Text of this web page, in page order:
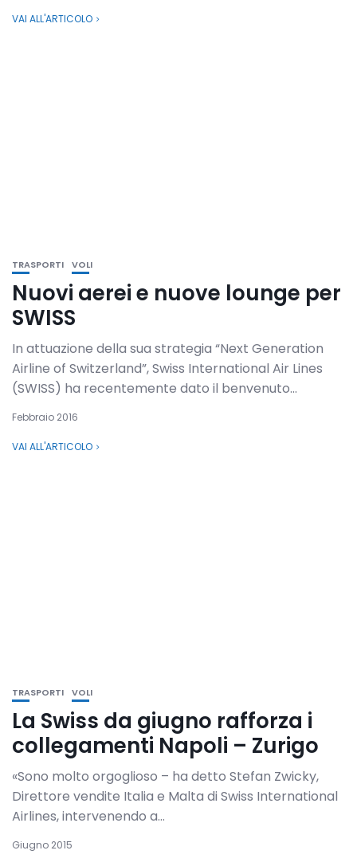
VAI ALL'ARTICOLO
TRASPORTI VOLI
Nuovi aerei e nuove lounge per
SWISS
In attuazione della sua strategia “Next Generation
Airline of Switzerland”, Swiss International Air Lines
(SWISS) ha recentemente dato il benvenuto...
Febbraio 2016
VAI ALL'ARTICOLO
TRASPORTI VOLI
La Swiss da giugno rafforza i
collegamenti Napoli – Zurigo
«Sono molto orgoglioso – ha detto Stefan Zwicky,
Direttore vendite Italia e Malta di Swiss International
Airlines, intervenendo a...
Giugno 2015